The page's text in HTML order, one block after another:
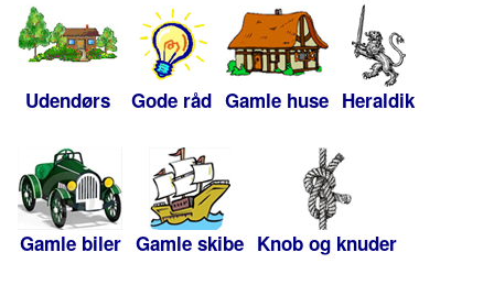
Udendørs Gode råd Gamle huse Heraldik
Gamle biler Gamle skibe Knob og knuder